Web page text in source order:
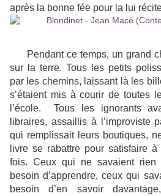
après la bonne fée pour la lui
Pendant ce temps, un grand
sur la terre. Tous les petits
par les chemins, laissant là les
s’étaient mis à courir de toutes
l’école. Tous les ignorants
libraires, assaillis à l’improviste
qui remplissait leurs boutiques,
livre se rabattre pour satisfaire
fois. Ceux qui ne savaient rien
besoin d’apprendre, ceux qui
besoin d’en savoir